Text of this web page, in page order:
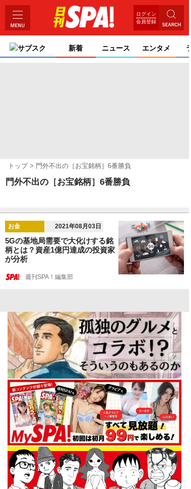
ログイン
会員登録
サブスク 新着 ニュース エンタメ
トップ 門外不出の［お宝銘柄］6番勝負
門外不出の［お宝銘柄］6番勝負
お金 2021年08月03日
5Gの基地局需要で大化けする銘
柄とは？資産1億円達成の投資家
が分析
週刊SPA！編集部